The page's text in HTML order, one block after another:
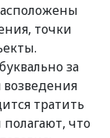
точки
за
тратить
что